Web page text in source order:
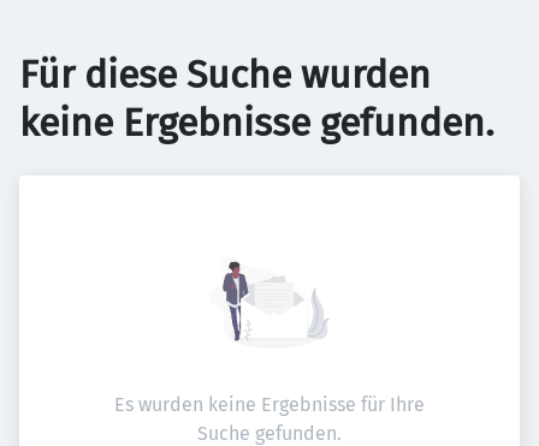
Für diese Suche wurden
keine Ergebnisse gefunden.
Es wurden keine Ergebnisse für Ihre
Suche gefunden.